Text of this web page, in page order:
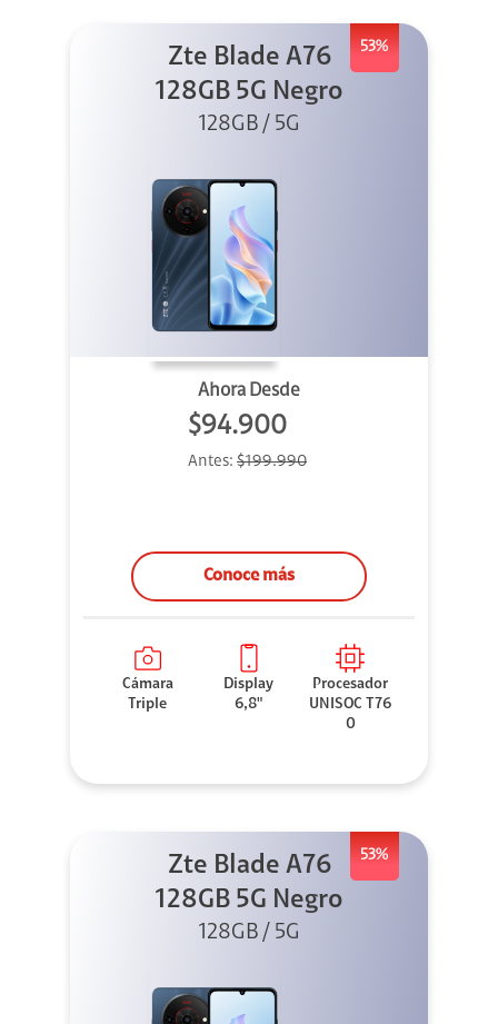
53%
Zte Blade A76
128GB 5G Negro
128GB / 5G
Ahora Desde
$94.900
Antes: $199.990
Conoce más
Cámara
Triple
Display
6,8"
Procesador
UNISOC T76
0
53%
Zte Blade A76
128GB 5G Negro
128GB / 5G